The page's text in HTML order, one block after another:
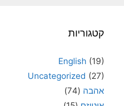
קטגוריות
English (19)
Uncategorized (27)
אהבה (74)